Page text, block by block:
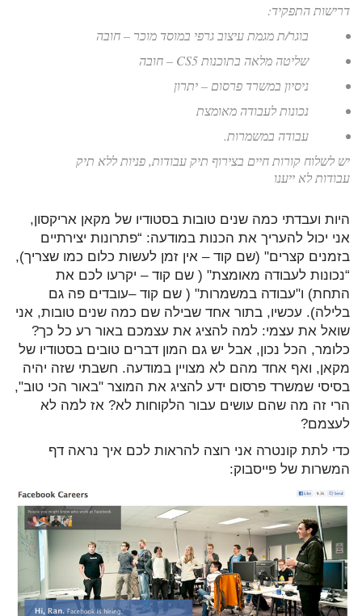
דרישות התפקיד:
• בוגר/ת מגמת עיצוב גרפי במוסד מוכר – חובה
• שליטה מלאה בתוכנות CS5 – חובה
• ניסיון במשרד פרסום – יתרון
• נכונות לעבודה מאומצת
• עבודה במשמרות.
יש לשלוח קורות חיים בצירוף תיק עבודות, פניות ללא תיק
עבודות לא ייענו
היות ועבדתי כמה שנים טובות בסטודיו של מקאן אריקסון,
אני יכול להעריך את הכנות במודעה: “פתרונות יצירתיים
בזמנים קצרים" (שם קוד – אין זמן לעשות כלום כמו שצריך),
“נכונות לעבודה מאומצת" ( שם קוד – יקרעו לכם את
התחת) ו"עבודה במשמרות" ( שם קוד –עובדים פה גם
בלילה). עכשיו, בתור אחד שבילה שם כמה שנים טובות, אני
שואל את עצמי: למה להציג את עצמכם באור רע כל כך?
כלומר, הכל נכון, אבל יש גם המון דברים טובים בסטודיו של
מקאן, ואף אחד מהם לא מצויין במודעה. חשבתי שזה יהיה
בסיסי שמשרד פרסום ידע להציג את המוצר "באור הכי טוב",
הרי זה מה שהם עושים עבור הלקוחות לא? אז למה לא
לעצמם?
כדי לתת קונטרה אני רוצה להראות לכם איך נראה דף
המשרות של פייסבוק: